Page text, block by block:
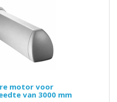
motor voor
van 3000 mm